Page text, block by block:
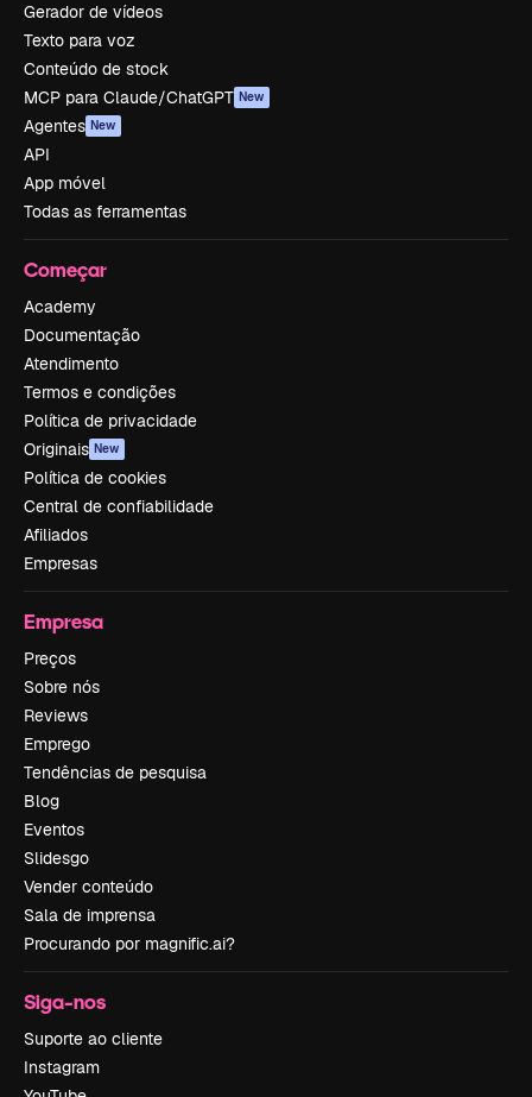
Gerador de vídeos
Texto para voz
Conteúdo de stock
MCP para Claude/ChatGPT New
Agentes New
API
App móvel
Todas as ferramentas
Começar
Academy
Documentação
Atendimento
Termos e condições
Política de privacidade
Originais New
Política de cookies
Central de confiabilidade
Afiliados
Empresas
Empresa
Preços
Sobre nós
Reviews
Emprego
Tendências de pesquisa
Blog
Eventos
Slidesgo
Vender conteúdo
Sala de imprensa
Procurando por magnific.ai?
Siga-nos
Suporte ao cliente
Instagram